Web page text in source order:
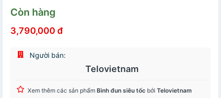
Còn hàng
3,790,000 đ
Người bán:
Telovietnam
Xem thêm các sản phẩm Bình đun siêu tốc bởi Telovietnam